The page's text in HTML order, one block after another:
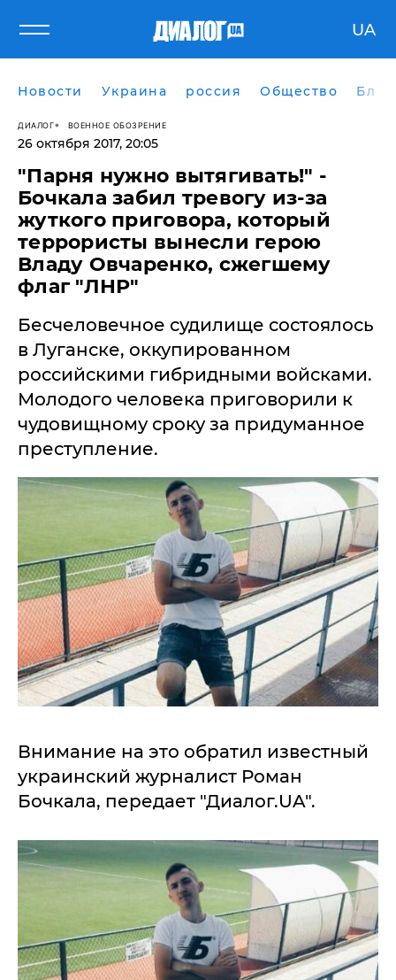
UA
Новости Украина россия Общество
ДИАЛОГ ВОЕННОЕ ОБОЗРЕНИЕ
26 октября 2017, 20:05
"Парня нужно вытягивать!" -
Бочкала забил тревогу из-за
жуткого приговора, который
террористы вынесли герою
Владу Овчаренко, сжегшему
флаг "ЛНР"
Бесчеловечное судилище состоялось
в Луганске, оккупированном
российскими гибридными войсками.
Молодого человека приговорили к
чудовищному сроку за придуманное
преступление.
Внимание на это обратил известный
украинский журналист Роман
Бочкала, передает "Диалог.UA".